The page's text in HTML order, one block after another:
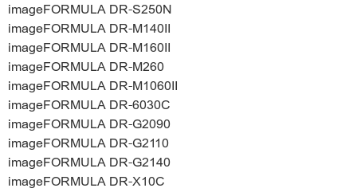
imageFORMULA DR-S250N
imageFORMULA DR-M140II
imageFORMULA DR-M160II
imageFORMULA DR-M260
imageFORMULA DR-M1060II
imageFORMULA DR-6030C
imageFORMULA DR-G2090
imageFORMULA DR-G2110
imageFORMULA DR-G2140
imageFORMULA DR-X10C